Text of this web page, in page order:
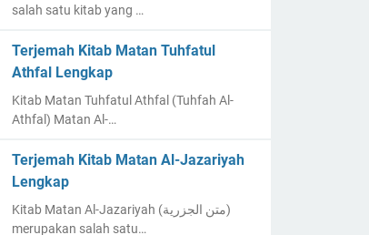
salah satu kitab yang …
Terjemah Kitab Matan Tuhfatul
Athfal Lengkap
Kitab Matan Tuhfatul Athfal (Tuhfah Al-
Athfal) Matan Al-…
Terjemah Kitab Matan Al-Jazariyah
Lengkap
Kitab Matan Al-Jazariyah (متن الجزرية)
merupakan salah satu…